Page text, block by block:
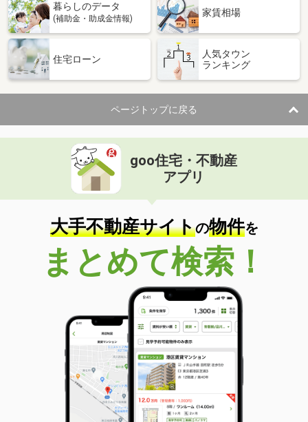
暮らしのデータ
(補助金・助成金情報)
家賃相場
住宅ローン
人気タウン
ランキング
ページトップに戻る
goo住宅・不動産
アプリ
大手不動産サイトの物件を
まとめて検索！